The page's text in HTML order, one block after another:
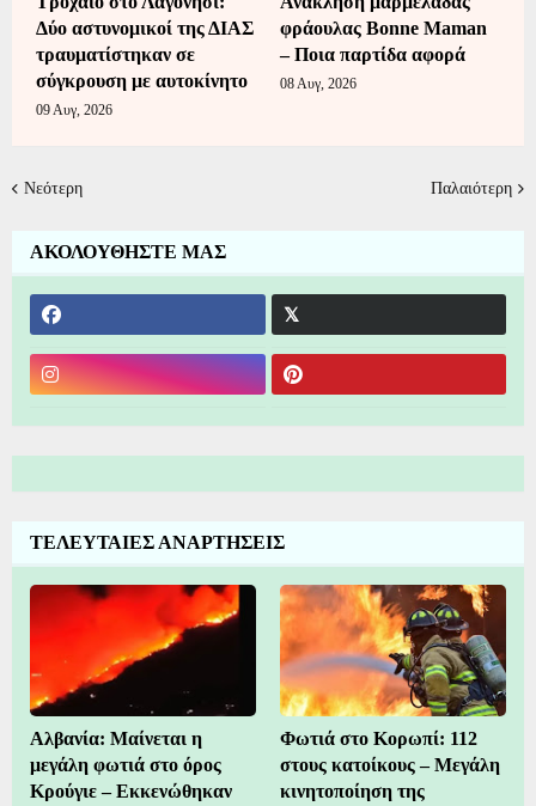
Δύο αστυνομικοί της ΔΙΑΣ
τραυματίστηκαν σε
σύγκρουση με αυτοκίνητο
09 Αυγ, 2026
φράουλας Bonne Maman
– Ποια παρτίδα αφορά
08 Αυγ, 2026
Νεότερη Παλαιότερη
ΑΚΟΛΟΥΘΗΣΤΕ ΜΑΣ
ΤΕΛΕΥΤΑΙΕΣ ΑΝΑΡΤΗΣΕΙΣ
Αλβανία: Μαίνεται η
μεγάλη φωτιά στο όρος
Κρούγιε – Εκκενώθηκαν
Φωτιά στο Κορωπί: 112
στους κατοίκους – Μεγάλη
κινητοποίηση της